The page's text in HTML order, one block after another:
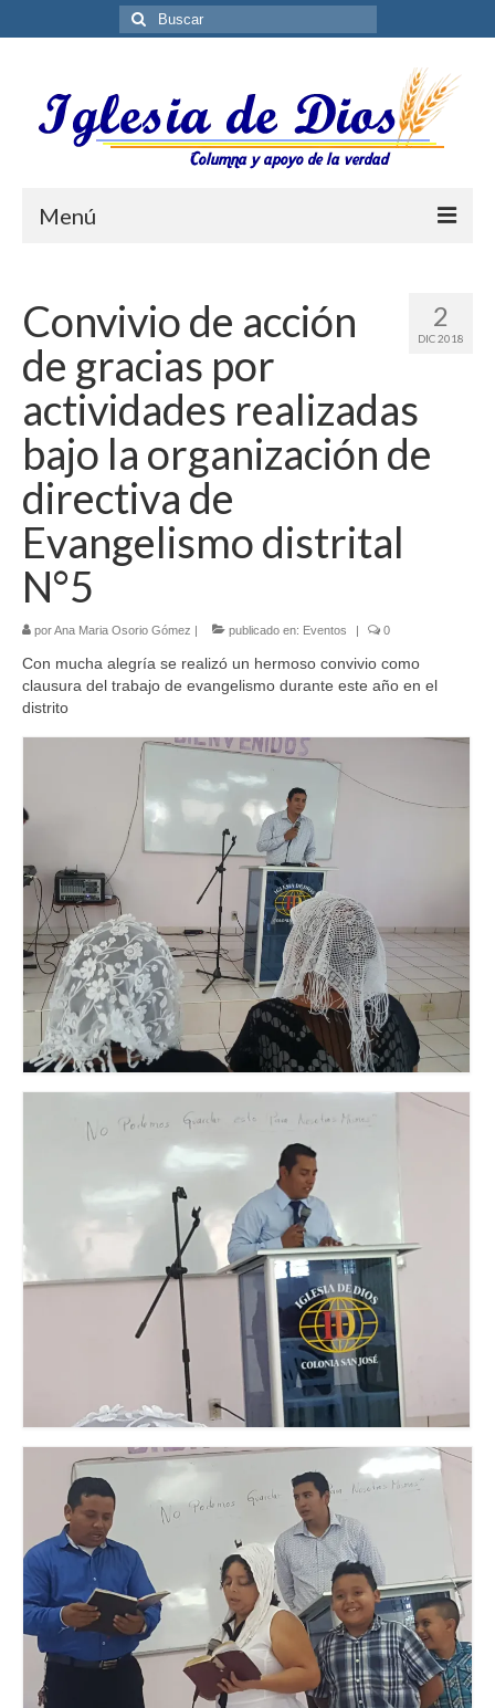
Buscar
por:
Menú
Biblioteca ES
Contáctenos
2
DIC 2018
Convivio de acción
de gracias por
actividades realizadas
bajo la organización de
directiva de
Evangelismo distrital
N°5
porAna Maria Osorio Gómez | publicado en: Eventos | 0
Con mucha alegría se realizó un hermoso convivio como
clausura del trabajo de evangelismo durante este año en el
distrito